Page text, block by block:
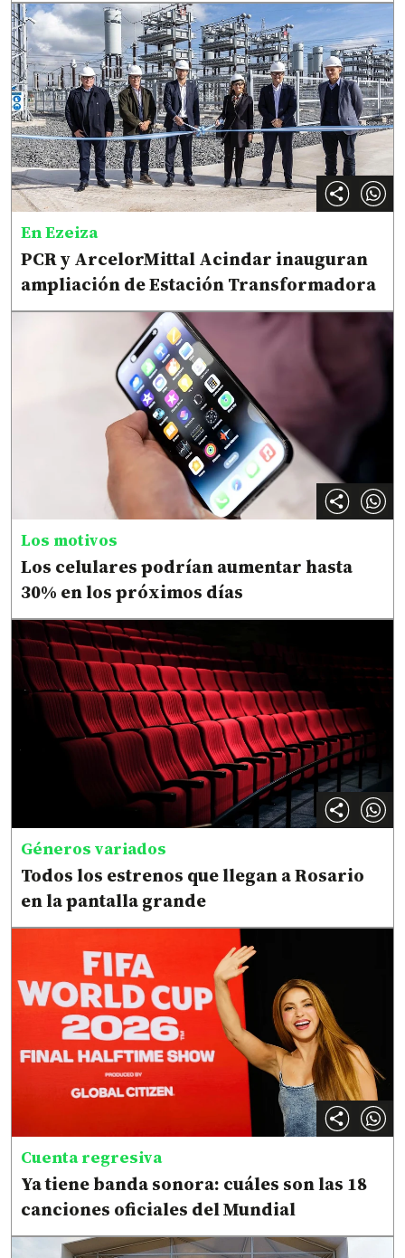
En Ezeiza
PCR y ArcelorMittal Acindar inauguran
ampliación de Estación Transformadora
Los motivos
Los celulares podrían aumentar hasta
30% en los próximos días
Géneros variados
Todos los estrenos que llegan a Rosario
en la pantalla grande
Cuenta regresiva
Ya tiene banda sonora: cuáles son las 18
canciones oficiales del Mundial